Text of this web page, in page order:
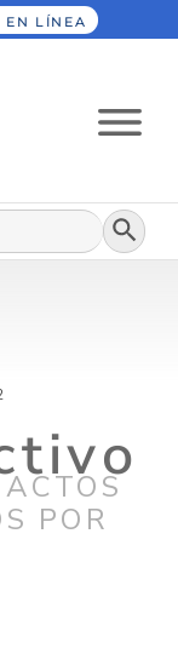
EN LÍNEA
Botón
POR